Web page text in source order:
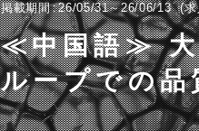
掲載期間 26/05/31～26/06/13
≪中国語≫ 大
ループでの品